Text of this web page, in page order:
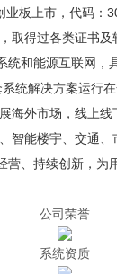
板上市，代码：
得过各类证书
和能源互联网
统解决方案运行
海外市场，线上
智能楼宇、交通、
、持续创新，为
公司荣誉
系统资质